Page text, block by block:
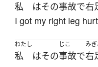
私 はその事故で右
I got my right leg
わたし
私 はその
じこ
事故で
み
右